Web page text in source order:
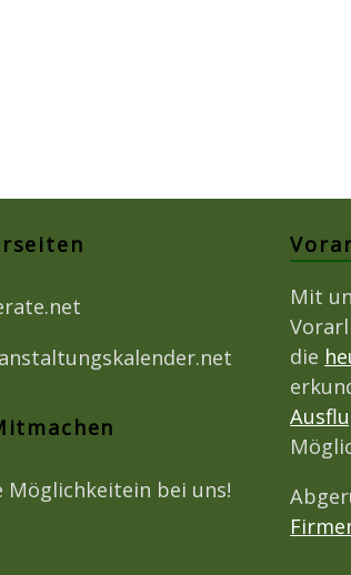
Möglichkeitein bei uns!
Mit
die